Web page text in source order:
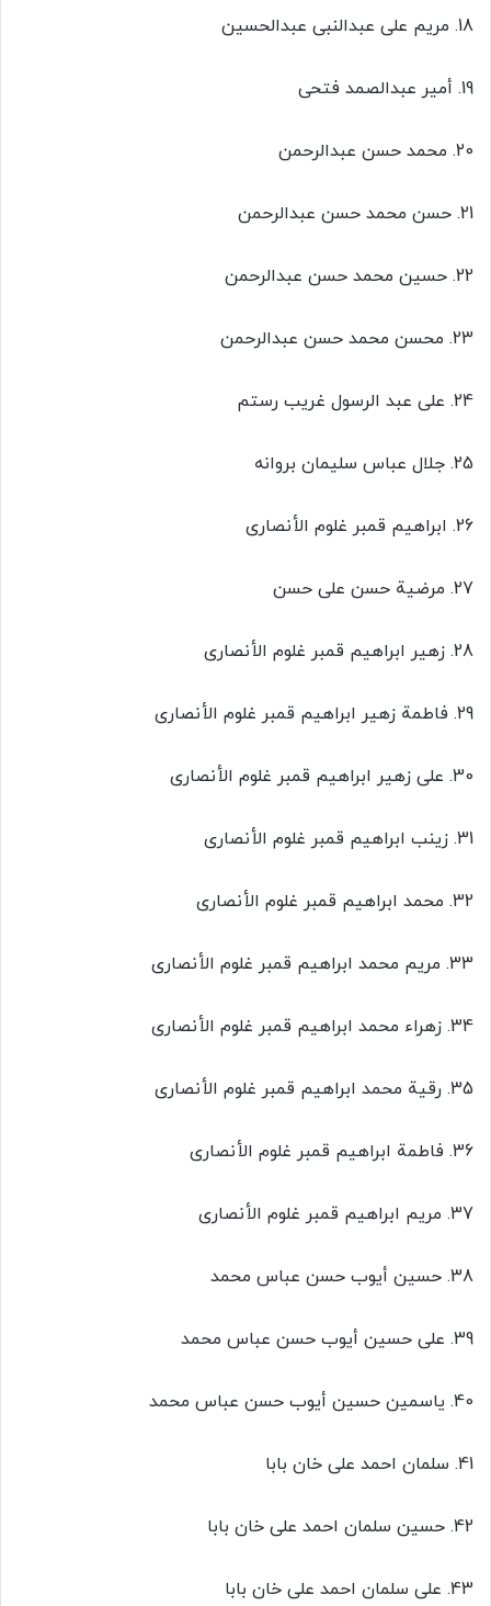
18. مریم علی عبدالنبی عبدالحسین
19. أمیر عبدالصمد فتحی
20. محمد حسن عبدالرحمن
21. حسن محمد حسن عبدالرحمن
22. حسین محمد حسن عبدالرحمن
23. محسن محمد حسن عبدالرحمن
24. علی عبد الرسول غریب رستم
25. جلال عباس سلیمان بروانه
26. ابراهیم قمبر غلوم الأنصاری
27. مرضیة حسن علی حسن
28. زهیر ابراهیم قمبر غلوم الأنصاری
29. فاطمة زهیر ابراهیم قمبر غلوم الأنصاری
30. علی زهیر ابراهیم قمبر غلوم الأنصاری
31. زینب ابراهیم قمبر غلوم الأنصاری
32. محمد ابراهیم قمبر غلوم الأنصاری
33. مریم محمد ابراهیم قمبر غلوم الأنصاری
34. زهراء محمد ابراهیم قمبر غلوم الأنصاری
35. رقیة محمد ابراهیم قمبر غلوم الأنصاری
36. فاطمة ابراهیم قمبر غلوم الأنصاری
37. مریم ابراهیم قمبر غلوم الأنصاری
38. حسین أیوب حسن عباس محمد
39. علی حسین أیوب حسن عباس محمد
40. یاسمین حسین أیوب حسن عباس محمد
41. سلمان احمد علی خان بابا
42. حسین سلمان احمد علی خان بابا
43. علی سلمان احمد علی خان بابا